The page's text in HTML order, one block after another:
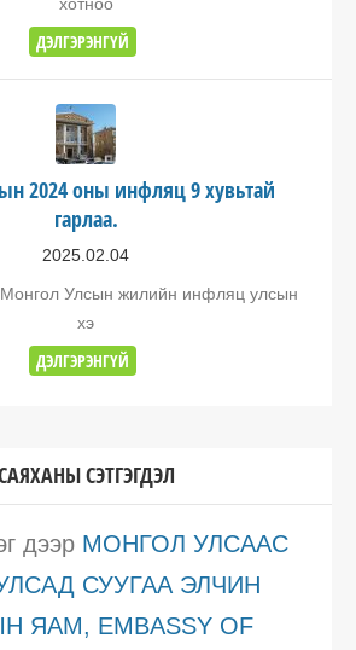
ДЭЛГЭРЭНГҮЙ
2024 оны инфляц 9 хувьтай
гарлаа.
2025.02.04
Улсын жилийн инфляц улсын
хэ
ДЭЛГЭРЭНГҮЙ
СЭТГЭГДЭЛ
дээр МОНГОЛ УЛСААС
СУУГАА ЭЛЧИН
ЯАМ, EMBASSY OF